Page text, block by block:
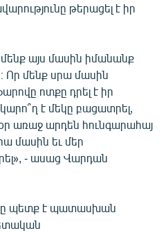
թերացել է իր
այս մասին իմանանք
Որ մենք սրա մասին
ոտքը դրել է իր
է մեկը բացատրել,
առաջ արդեն հունգարահայ
մասին եւ մեր
- ասաց Վարդան
պետք է պատասխան